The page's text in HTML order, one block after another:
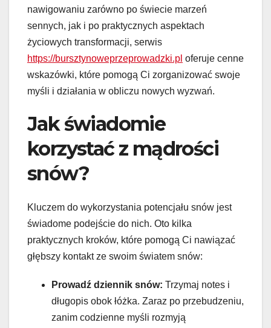
nawigowaniu zarówno po świecie marzeń
sennych, jak i po praktycznych aspektach
życiowych transformacji, serwis
https://bursztynoweprzeprowadzki.pl oferuje cenne
wskazówki, które pomogą Ci zorganizować swoje
myśli i działania w obliczu nowych wyzwań.
Jak świadomie
korzystać z mądrości
snów?
Kluczem do wykorzystania potencjału snów jest
świadome podejście do nich. Oto kilka
praktycznych kroków, które pomogą Ci nawiązać
głębszy kontakt ze swoim światem snów:
Prowadź dziennik snów: Trzymaj notes i
długopis obok łóżka. Zaraz po przebudzeniu,
zanim codzienne myśli rozmyją